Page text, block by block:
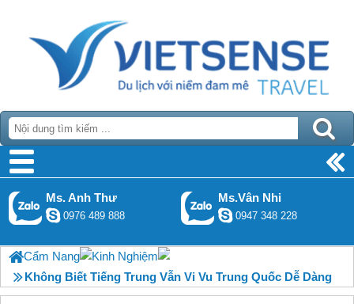
Ms. Anh Thư
0976 489 888
Ms.Vân Nhi
0947 348 228
Cẩm Nang
Kinh Nghiệm
Không Biết Tiếng Trung Vẫn Vi Vu Trung Quốc Dễ Dàng